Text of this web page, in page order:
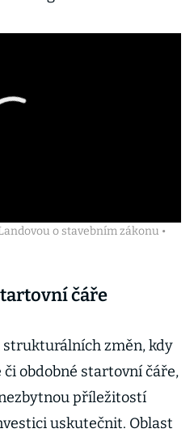
o stavebním zákonu •
čáře
strukturálních změn, kdy
obdobné startovní čáře,
příležitostí
uskutečnit. Oblast